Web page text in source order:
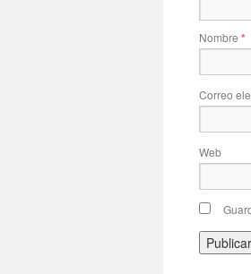
Nombre *
Correo
Web